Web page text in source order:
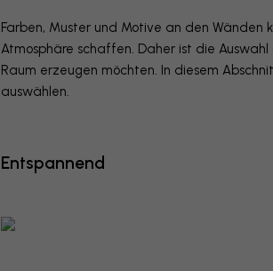
Farben, Muster und Motive an den Wänden
Atmosphäre schaffen. Daher ist die
Raum erzeugen möchten. In diesem
auswählen.
Entspannend